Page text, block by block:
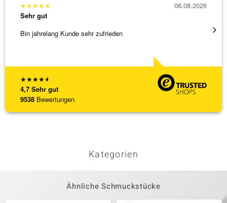
★★★★★
4,7 Sehr gut
9538 Bewertungen
★★★★★
Sehr gut
Bin jahrelang Kunde sehr zufrieden
06.08.2026
Kategorien
Ähnliche Schmuckstücke